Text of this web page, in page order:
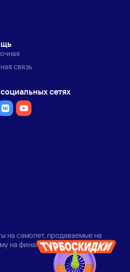
связь
сетях
на самолет, продаваемые на
на финальном шаге